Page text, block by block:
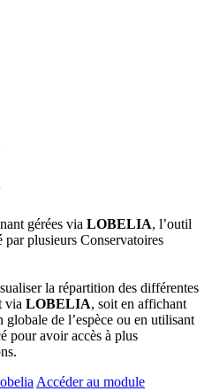
gérées via LOBELIA, l’outil
par plusieurs Conservatoires
la répartition des différentes
via LOBELIA, soit en affichant
de l’espèce ou en utilisant
pour avoir accès à plus
Accéder au module